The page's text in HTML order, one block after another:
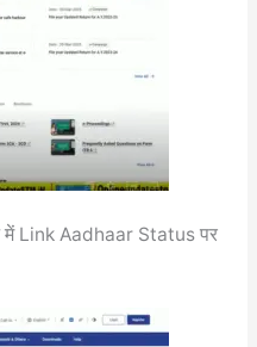
Link Aadhaar Status पर